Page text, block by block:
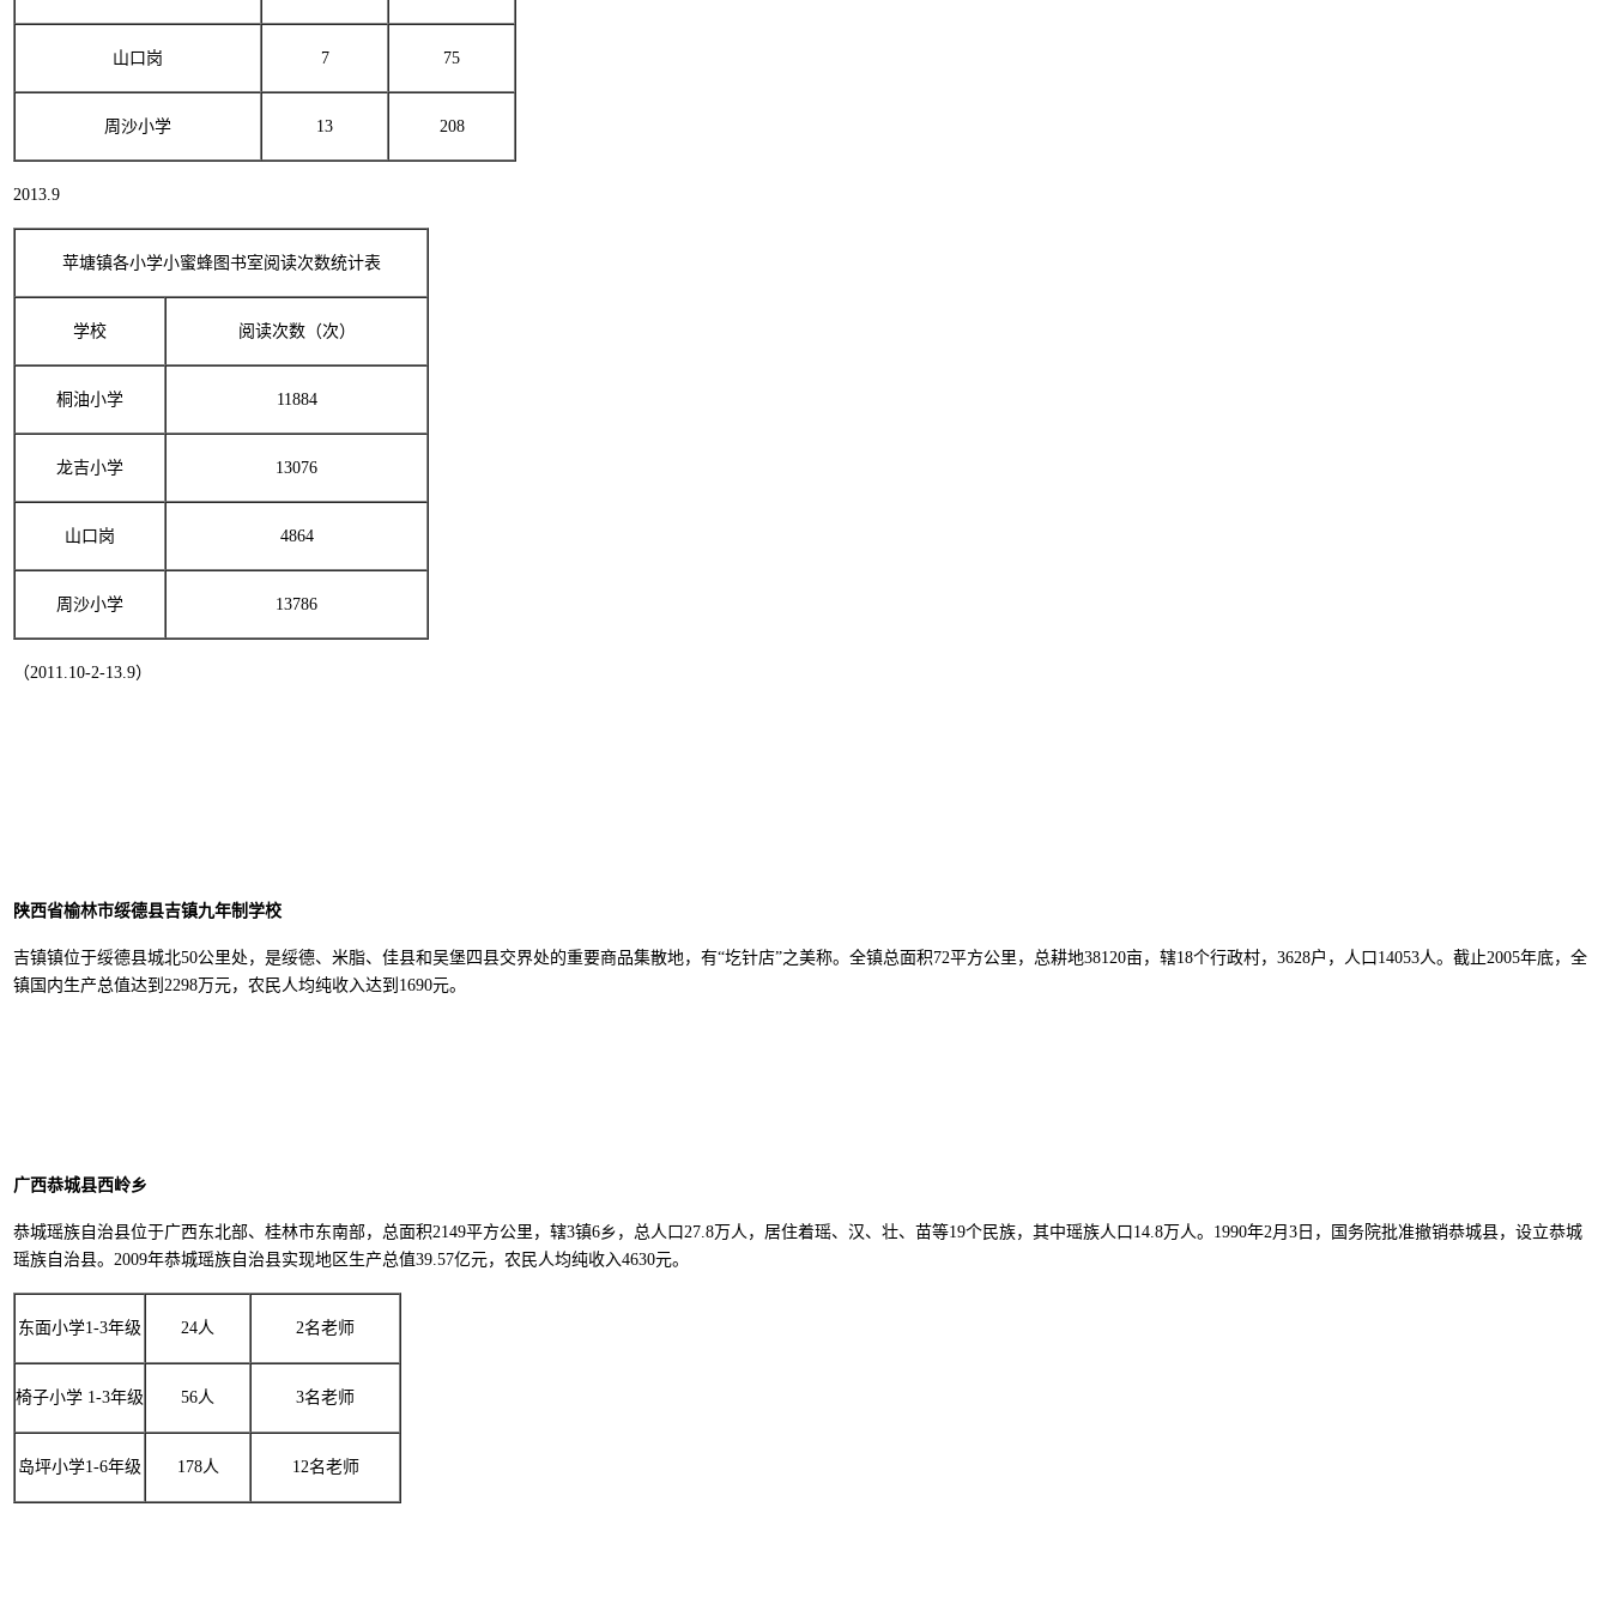
山口岗 7 75
周沙小学 13 208
2013.9
苹塘镇各小学小蜜蜂图书室阅读次数统计表
学校 阅读次数（次）
桐油小学 11884
龙吉小学 13076
山口岗 4864
周沙小学 13786
（2011.10-2-13.9）
陕西省榆林市绥德县吉镇九年制学校
吉镇镇位于绥德县城北50公里处，是绥德、米脂、佳县和吴堡四县交界处的重要商品集散地，有“圪针店”之美称。全镇总面积72平方公里，总耕地38120亩，辖18个行政村，3628户，人口14053人。截止2005年底，全
镇国内生产总值达到2298万元，农民人均纯收入达到1690元。
广西恭城县西岭乡
恭城瑶族自治县位于广西东北部、桂林市东南部，总面积2149平方公里，辖3镇6乡，总人口27.8万人，居住着瑶、汉、壮、苗等19个民族，其中瑶族人口14.8万人。1990年2月3日，国务院批准撤销恭城县，设立恭城
瑶族自治县。2009年恭城瑶族自治县实现地区生产总值39.57亿元，农民人均纯收入4630元。
东面小学1-3年级 24人 2名老师
椅子小学 1-3年级 56人 3名老师
岛坪小学1-6年级 178人 12名老师